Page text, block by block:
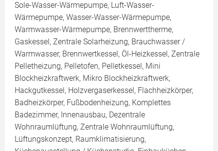
Sole-Wasser-Wärmepumpe, Luft-Wasser-
Wärmepumpe, Wasser-Wasser-Wärmepumpe,
Warmwasser-Wärmepumpe, Brennwerttherme,
Gaskessel, Zentrale Solarheizung, Brauchwasser /
Warmwasser, Brennwertkessel, Öl-Heizkessel, Zentrale
Pelletheizung, Pelletofen, Pelletkessel, Mini
Blockheizkraftwerk, Mikro Blockheizkraftwerk,
Hackgutkessel, Holzvergaserkessel, Flachheizkörper,
Badheizkörper, Fußbodenheizung, Komplettes
Badezimmer, Innenausbau, Dezentrale
Wohnraumlüftung, Zentrale Wohnraumlüftung,
Lüftungskonzept, Raumklimatisierung,